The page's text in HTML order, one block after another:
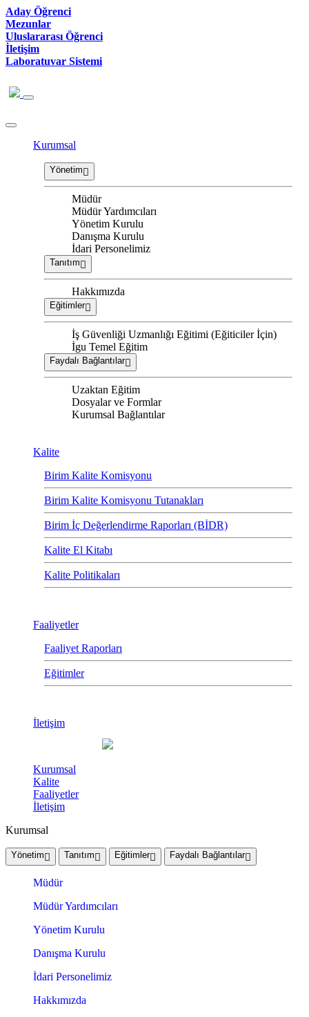
Aday Öğrenci
Mezunlar
Uluslararası Öğrenci
İletişim
Laboratuvar Sistemi
Kurumsal
Yönetim
Müdür
Müdür Yardımcıları
Yönetim Kurulu
Danışma Kurulu
İdari Personelimiz
Tanıtım
Hakkımızda
Eğitimler
İş Güvenliği Uzmanlığı Eğitimi (Eğiticiler İçin)
İgu Temel Eğitim
Faydalı Bağlantılar
Uzaktan Eğitim
Dosyalar ve Formlar
Kurumsal Bağlantılar
Kalite
Birim Kalite Komisyonu
Birim Kalite Komisyonu Tutanakları
Birim İç Değerlendirme Raporları (BİDR)
Kalite El Kitabı
Kalite Politikaları
Faaliyetler
Faaliyet Raporları
Eğitimler
İletişim
Kurumsal
Kalite
Faaliyetler
İletişim
Kurumsal
Yönetim Tanıtım Eğitimler Faydalı Bağlantılar
Müdür
Müdür Yardımcıları
Yönetim Kurulu
Danışma Kurulu
İdari Personelimiz
Hakkımızda